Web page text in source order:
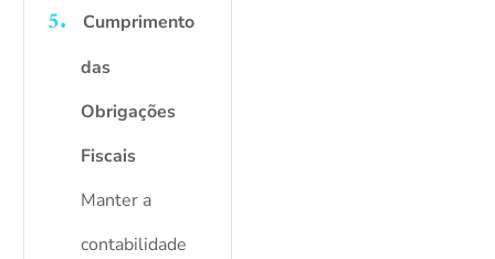
Cumprimento
das
Obrigações
Fiscais
Manter a
contabilidade